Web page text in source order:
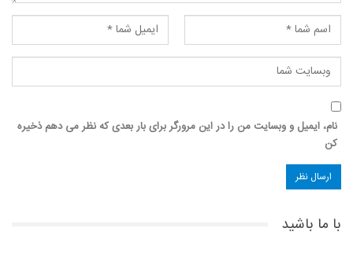
نام، ایمیل و وبسایت من را در این مرورگر برای بار بعدی که نظر می دهم ذخیره
کن
با ما باشید